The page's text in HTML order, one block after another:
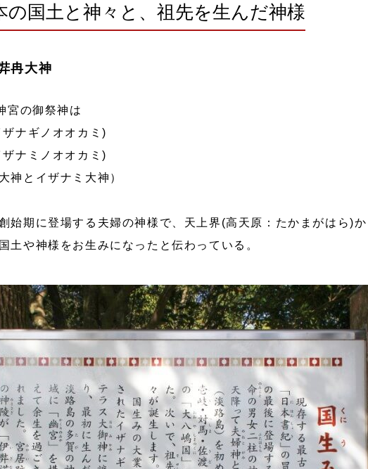
の国土と神々と、祖先を生んだ神様
冉大神
宮の御祭神は
ナギノオオカミ)
ナミノオオカミ)
神とイザナミ大神）
始期に登場する夫婦の神様で、天上界(高天原：たかまがはら)か
土や神様をお生みになったと伝わっている。